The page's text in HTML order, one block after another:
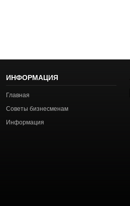
ИНФОРМАЦИЯ
Главная
Советы бизнесменам
Информация